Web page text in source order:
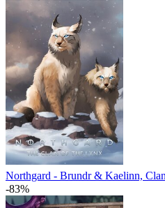
Northgard - Brundr & Kaelinn,
-83%